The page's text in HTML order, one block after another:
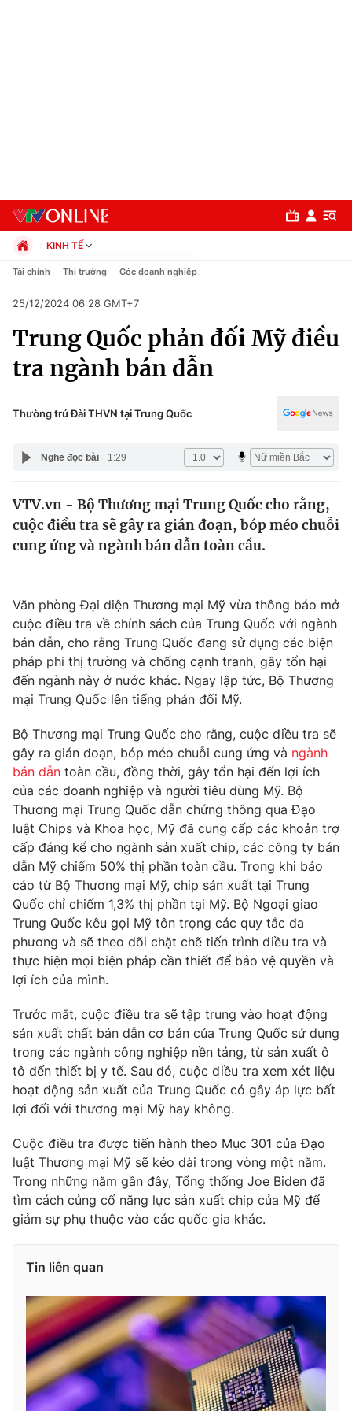
Chuyên mục
Chính trị
Pháp luật
Thế giới
Thế giới đó đây
Câu chuyện quốc tế
Tài chính
Thị trường
Góc doanh nghiệp
Dữ liệu và đời sống
Truyền hình
Phim VTV
Hậu trường
Nhân vật
Khán giả
Giải sao mai
Điện ảnh
Âm nhạc
Sao
Đời sống
Du lịch
Làm đẹp
Chất lượng cuộc sống
Giáo dục
Tuyển sinh
Học trực tuyến
Công nghệ
Hitech Công nghệ tương lai
Sản phẩm
Thị trường
Tư vấn
Giao lưu trực tuyến
Lịch phát sóng
Chuyên mục khác
Emagazine Podcast
Photo Infographic
VTV Money VTV Thể thao
VTV Sức khoẻ Bất động sản
Thị trường 24h
VTV4 Vươn mình bằng AI
VTV9 VTV8
Liên hệ tòa soạn English
KINH TẾ
Chính trị
Pháp luật
Kinh tế
Thể thao
Truyền hình
Y tế
Công nghệ
Tài chính Thị trường Góc doanh nghiệp
25/12/2024 06:28 GMT+7
Trung Quốc phản đối Mỹ điều
tra ngành bán dẫn
Thường trú Đài THVN tại Trung Quốc
Nghe đọc bài 1:29
VTV.vn - Bộ Thương mại Trung Quốc cho rằng,
cuộc điều tra sẽ gây ra gián đoạn, bóp méo chuỗi
cung ứng và ngành bán dẫn toàn cầu.
Văn phòng Đại diện Thương mại Mỹ vừa thông báo mở
cuộc điều tra về chính sách của Trung Quốc với ngành
bán dẫn, cho rằng Trung Quốc đang sử dụng các biện
pháp phi thị trường và chống cạnh tranh, gây tổn hại
đến ngành này ở nước khác. Ngay lập tức, Bộ Thương
mại Trung Quốc lên tiếng phản đối Mỹ.
Bộ Thương mại Trung Quốc cho rằng, cuộc điều tra sẽ
gây ra gián đoạn, bóp méo chuỗi cung ứng và ngành
bán dẫn toàn cầu, đồng thời, gây tổn hại đến lợi ích
của các doanh nghiệp và người tiêu dùng Mỹ. Bộ
Thương mại Trung Quốc dẫn chứng thông qua Đạo
luật Chips và Khoa học, Mỹ đã cung cấp các khoản trợ
cấp đáng kể cho ngành sản xuất chip, các công ty bán
dẫn Mỹ chiếm 50% thị phần toàn cầu. Trong khi báo
cáo từ Bộ Thương mại Mỹ, chip sản xuất tại Trung
Quốc chỉ chiếm 1,3% thị phần tại Mỹ. Bộ Ngoại giao
Trung Quốc kêu gọi Mỹ tôn trọng các quy tắc đa
phương và sẽ theo dõi chặt chẽ tiến trình điều tra và
thực hiện mọi biện pháp cần thiết để bảo vệ quyền và
lợi ích của mình.
Trước mắt, cuộc điều tra sẽ tập trung vào hoạt động
sản xuất chất bán dẫn cơ bản của Trung Quốc sử dụng
trong các ngành công nghiệp nền tảng, từ sản xuất ô
tô đến thiết bị y tế. Sau đó, cuộc điều tra xem xét liệu
hoạt động sản xuất của Trung Quốc có gây áp lực bất
lợi đối với thương mại Mỹ hay không.
Cuộc điều tra được tiến hành theo Mục 301 của Đạo
luật Thương mại Mỹ sẽ kéo dài trong vòng một năm.
Trong những năm gần đây, Tổng thống Joe Biden đã
tìm cách củng cố năng lực sản xuất chip của Mỹ để
giảm sự phụ thuộc vào các quốc gia khác.
Tin liên quan